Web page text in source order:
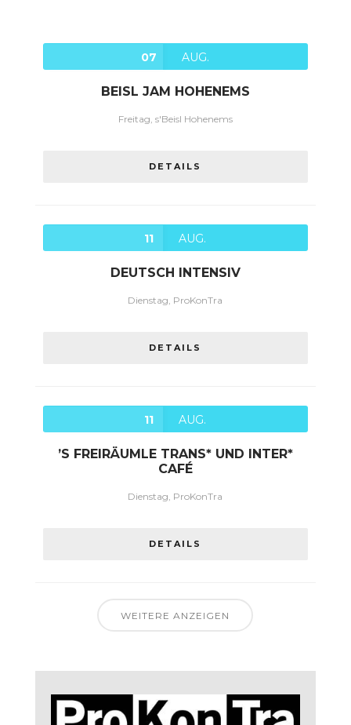
07 AUG.
BEISL JAM HOHENEMS
Freitag, s'Beisl Hohenems
DETAILS
11 AUG.
DEUTSCH INTENSIV
Dienstag, ProKonTra
DETAILS
11 AUG.
’S FREIRÄUMLE TRANS* UND INTER*
CAFÉ
Dienstag, ProKonTra
DETAILS
WEITERE ANZEIGEN